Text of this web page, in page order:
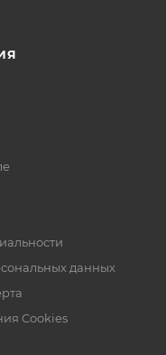
данных
Cookies